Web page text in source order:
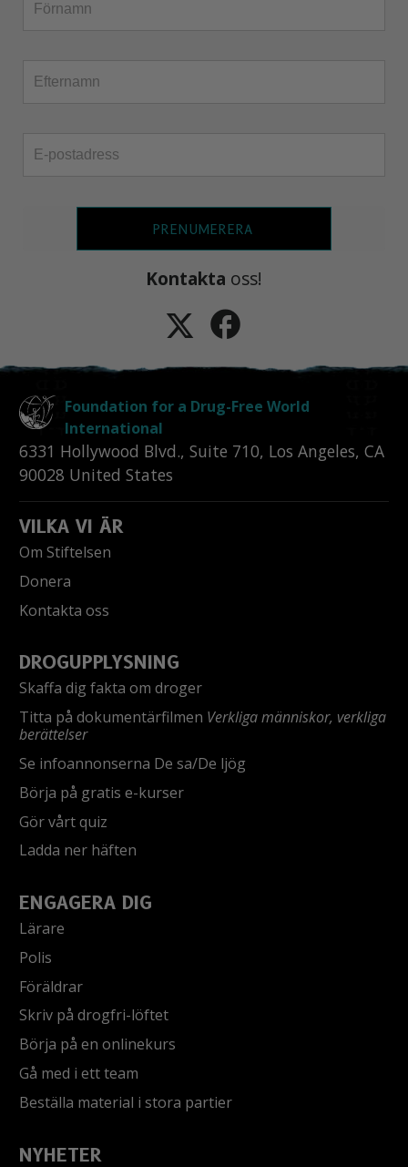
PRENUMERERA
Kontakta oss!
Foundation for a Drug-Free World
International
6331 Hollywood Blvd., Suite 710, Los Angeles, CA
90028 United States
VILKA VI ÄR
Om Stiftelsen
Donera
Kontakta oss
DROGUPPLYSNING
Skaffa dig fakta om droger
Titta på dokumentärfilmen Verkliga människor, verkliga
berättelser
Se infoannonserna De sa/De ljög
Börja på gratis e-kurser
Gör vårt quiz
Ladda ner häften
ENGAGERA DIG
Lärare
Polis
Föräldrar
Skriv på drogfri-löftet
Börja på en onlinekurs
Gå med i ett team
Beställa material i stora partier
NYHETER